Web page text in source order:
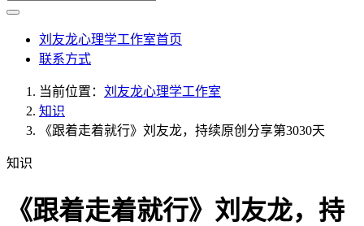
刘友龙心理学工作室首页
联系方式
当前位置： 刘友龙心理学工作室
知识
《跟着走着就行》刘友龙，持续原创分享第3030天
知识
《跟着走着就行》刘友龙，持